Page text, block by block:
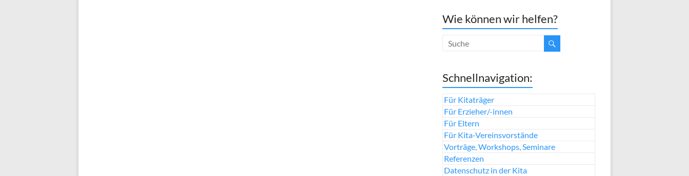
Wie können wir helfen?
Schnellnavigation:
Für Kitaträger
Für Erzieher/-innen
Für Eltern
Für Kita-Vereinsvorstände
Vorträge, Workshops, Seminare
Referenzen
Datenschutz in der Kita